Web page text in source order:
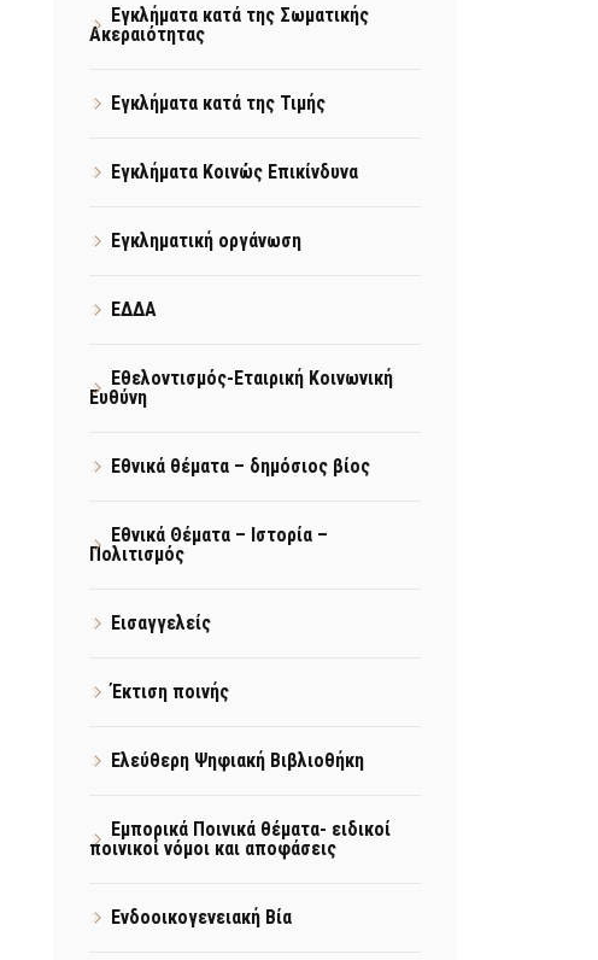
Εγκλήματα κατά της Σωματικής
Ακεραιότητας
Εγκλήματα κατά της Τιμής
Εγκλήματα Κοινώς Επικίνδυνα
Εγκληματική οργάνωση
ΕΔΔΑ
Εθελοντισμός-Εταιρική Κοινωνική
Ευθύνη
Εθνικά θέματα – δημόσιος βίος
Εθνικά Θέματα – Ιστορία –
Πολιτισμός
Εισαγγελείς
Έκτιση ποινής
Ελεύθερη Ψηφιακή Βιβλιοθήκη
Εμπορικά Ποινικά θέματα- ειδικοί
ποινικοί νόμοι και αποφάσεις
Ενδοοικογενειακή Βία